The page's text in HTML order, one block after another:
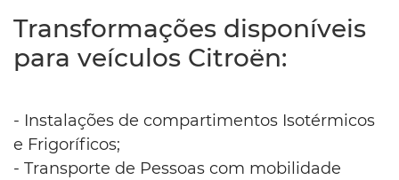
Transformações disponíveis
para veículos Citroën:
- Instalações de compartimentos Isotérmicos
e Frigoríficos;
- Transporte de Pessoas com mobilidade